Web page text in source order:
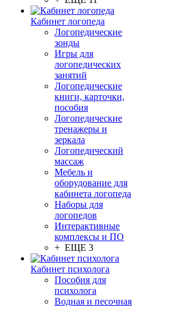
Кабинет логопеда
Логопедические
зонды
Игры для
логопедических
занятий
Логопедические
книги, карточки,
пособия
Логопедические
тренажеры и
зеркала
Логопедический
массаж
Мебель и
оборудование для
кабинета логопеда
Наборы для
логопедов
Интерактивные
комплексы и ПО
+ ЕЩЕ 3
Кабинет психолога
Пособия для
психолога
Водная и песочная